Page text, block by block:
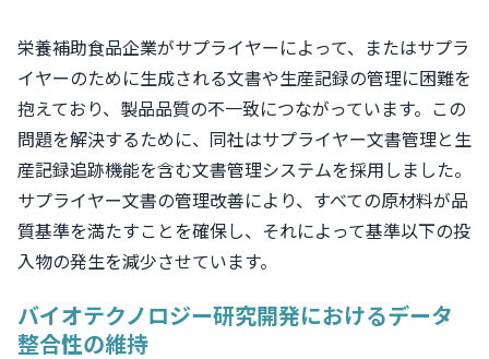
栄養補助食品企業がサプライヤーによって、またはサプラ
イヤーのために生成される文書や生産記録の管理に困難を
抱えており、製品品質の不一致につながっています。この
問題を解決するために、同社はサプライヤー文書管理と生
産記録追跡機能を含む文書管理システムを採用しました。
サプライヤー文書の管理改善により、すべての原材料が品
質基準を満たすことを確保し、それによって基準以下の投
入物の発生を減少させています。
バイオテクノロジー研究開発におけるデータ
整合性の維持